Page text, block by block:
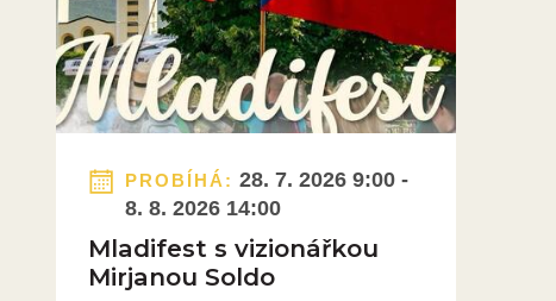
PROBÍHÁ: 28. 7. 2026 9:00 -
8. 8. 2026 14:00
Mladifest s vizionářkou
Mirjanou Soldo